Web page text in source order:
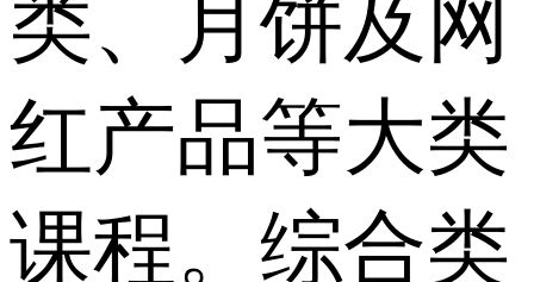
类、月饼及网
红产品等大类
课程。综合类